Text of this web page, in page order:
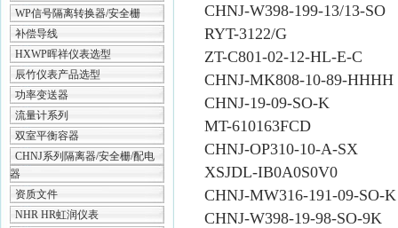
WP信号隔离转换器/安全栅
补偿导线
HXWP晖祥仪表选型
辰竹仪表产品选型
功率变送器
流量计系列
双室平衡容器
CHNJ系列隔离器/安全栅/配电
器
资质文件
NHR HR虹润仪表
CHNJ-W398-199-13/13-SO
RYT-3122/G
ZT-C801-02-12-HL-E-C
CHNJ-MK808-10-89-HHHH
CHNJ-19-09-SO-K
MT-610163FCD
CHNJ-OP310-10-A-SX
XSJDL-IB0A0S0V0
CHNJ-MW316-191-09-SO-K
CHNJ-W398-19-98-SO-9K